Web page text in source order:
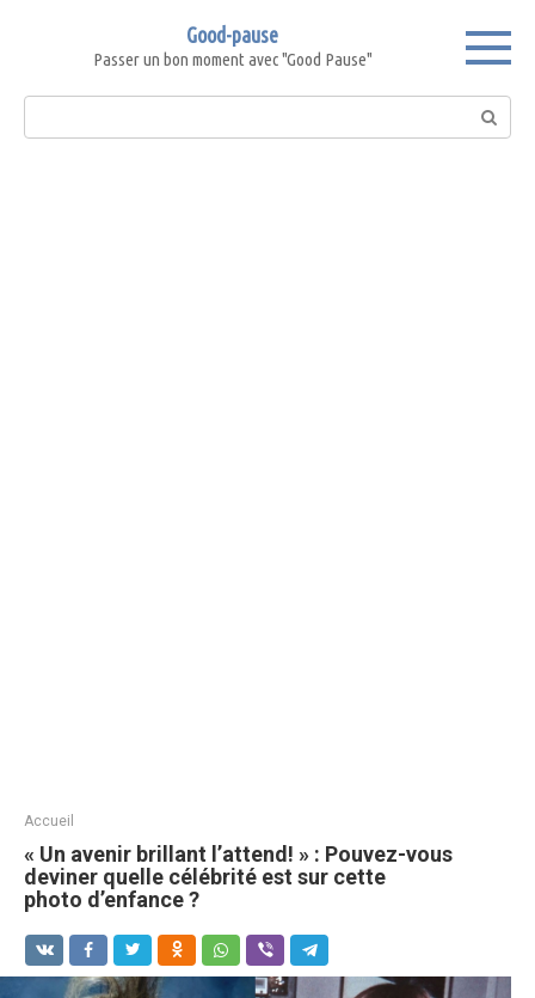
Good-pause
Passer un bon moment avec "Good Pause"
Search:
Accueil
« Un avenir brillant l’attend! » : Pouvez-vous
deviner quelle célébrité est sur cette
photo d’enfance ?